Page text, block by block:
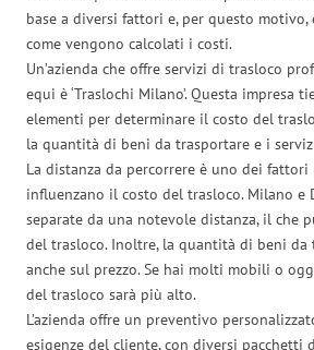
base a diversi fattori e, per questo
come vengono calcolati i costi.
Un’azienda che offre servizi di trasloco
equi è ‘Traslochi Milano’. Questa impresa
elementi per determinare il costo del
la quantità di beni da trasportare e i
La distanza da percorrere è uno dei
influenzano il costo del trasloco. Milano e
separate da una notevole distanza, il che
del trasloco. Inoltre, la quantità di beni da
anche sul prezzo. Se hai molti mobili o
del trasloco sarà più alto.
L’azienda offre un preventivo
esigenze del cliente, con diversi